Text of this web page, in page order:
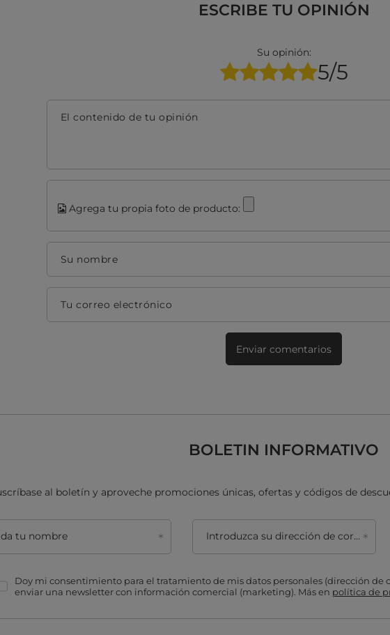
ESCRIBE TU OPINIÓN
Su opinión:
5/5
El contenido de tu opinión
Agrega tu propia foto de producto:
Su nombre
Tu correo electrónico
Enviar comentarios
BOLETIN INFORMATIVO
al boletín y aproveche promociones únicas, ofertas y códigos de
da tu nombre Introduzca su dirección de correo electrónico
Doy mi consentimiento para el tratamiento de mis datos personales (dirección de
enviar una newsletter con información comercial (marketing). Más en política de